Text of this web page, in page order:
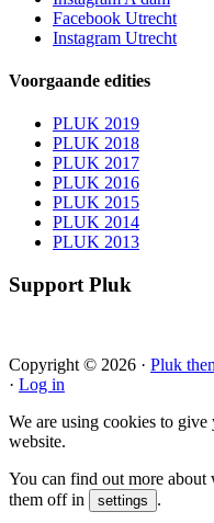
Facebook Utrecht
Instagram Utrecht
Voorgaande edities
PLUK 2019
PLUK 2018
PLUK 2017
PLUK 2016
PLUK 2015
PLUK 2014
PLUK 2013
Support Pluk
Copyright © 2026 · Pluk
· Log in
We are using cookies to
website.
You can find out more
them off in
settings .